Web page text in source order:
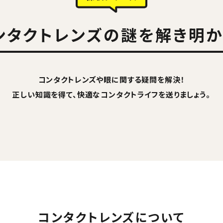
タクトレンズの謎を解き明か
コンタクトレンズや眼に関する疑問を解決！
正しい知識を得て、快適なコンタクトライフを送りましょう。
コンタクトレンズについて